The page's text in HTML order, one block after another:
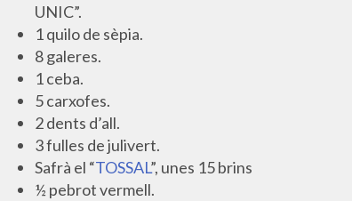
UNIC”.
1 quilo de sèpia.
8 galeres.
1 ceba.
5 carxofes.
2 dents d’all.
3 fulles de julivert.
Safrà el “TOSSAL”, unes 15 brins
½ pebrot vermell.